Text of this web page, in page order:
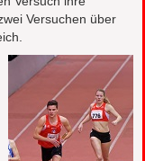
Versuchen über